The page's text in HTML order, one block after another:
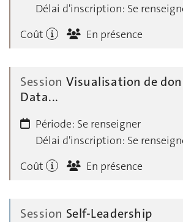
Délai d'inscription: Se
Coût
En présence
Session Visualisation de
Data...
Période: Se renseigner
Délai d'inscription: Se
Coût
En présence
Session Self-Leadership